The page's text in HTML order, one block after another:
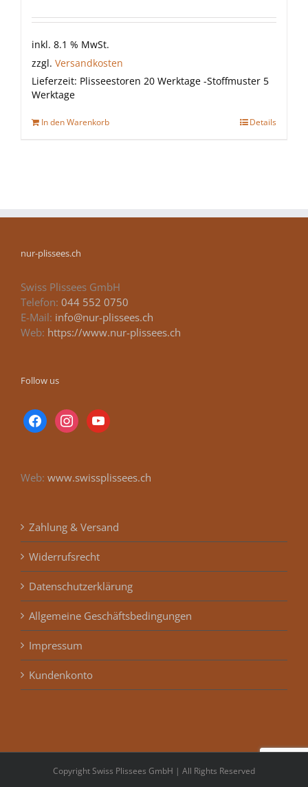
inkl. 8.1 % MwSt.
zzgl. Versandkosten
Lieferzeit: Plisseestoren 20 Werktage -Stoffmuster 5
Werktage
In den Warenkorb Details
nur-plissees.ch
Swiss Plissees GmbH
Telefon: 044 552 0750
E-Mail: info@nur-plissees.ch
Web: https://www.nur-plissees.ch
Follow us
facebookinstagramyoutube
Web: www.swissplissees.ch
Zahlung & Versand
Widerrufsrecht
Datenschutzerklärung
Allgemeine Geschäftsbedingungen
Impressum
Kundenkonto
Copyright Swiss Plissees GmbH | All Rights Reserved